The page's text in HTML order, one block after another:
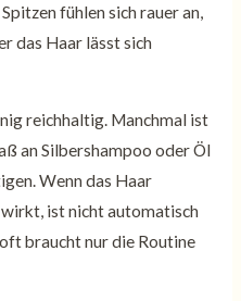
fühlen sich rauer an,
das Haar lässt sich
reichhaltig. Manchmal ist
an Silbershampoo oder Öl
Wenn das Haar
ist nicht automatisch
braucht nur die Routine